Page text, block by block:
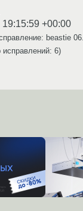
+00:00
beastie
исправлений: 6)